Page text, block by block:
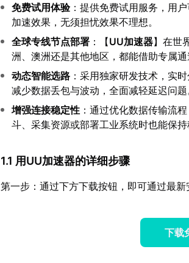
免费试用体验：提供免费试用服务，用
加速效果，无须担忧效果不理想。
全球专线节点部署 ：【UU加速器】在世
洲、澳洲还是其他地区，都能借助专属
动态智能选路 ：采用独家研发技术，实
减少数据丢包与波动，全面减轻延迟问题
增强连接稳定性 ：通过优化数据传输流
斗、采集资源或部署工业系统时也能保持
1.1 用UU加速器的详细步骤
第一步：通过下方下载按钮，即可通过最新
下载